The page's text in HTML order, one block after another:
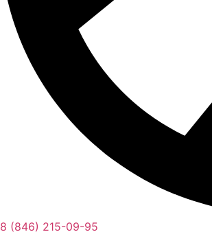
8 (846) 215-09-95